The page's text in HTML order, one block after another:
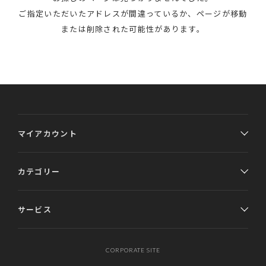
ご指定いただいたアドレスが間違っているか、ページが移動
または削除された可能性があります。
マイアカウント
カテゴリー
サービス
CORPORATE SITE